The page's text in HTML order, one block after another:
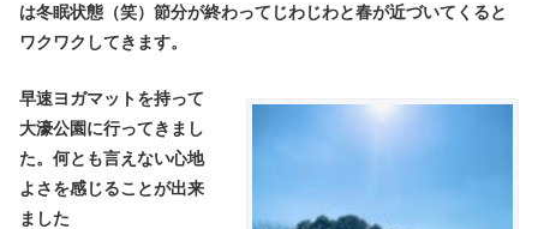
は冬眠状態（笑）節分が終わってじわじわと春が近づいてくると
ワクワクしてきます。
早速ヨガマットを持って
大濠公園に行ってきまし
た。何とも言えない心地
よさを感じることが出来
ました